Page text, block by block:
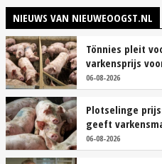
NIEUWS VAN NIEUWEOOGST.NL
Tönnies pleit
varkensprijs
van zes maanden
06-08-2026
Plotselinge
geeft
perspectief
06-08-2026